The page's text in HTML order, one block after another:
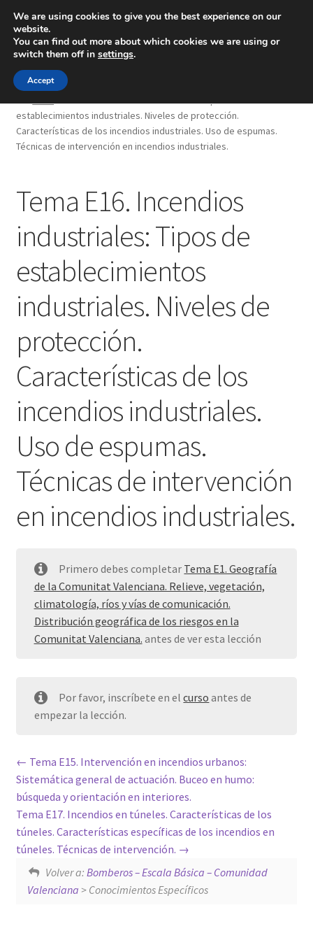
Inicio
Blog
Contacto
establecimientos industriales. Niveles de protección.
Características de los incendios industriales. Uso de espumas.
Técnicas de intervención en incendios industriales.
Tema E16. Incendios
industriales: Tipos de
establecimientos
industriales. Niveles de
protección.
Características de los
incendios industriales.
Uso de espumas.
Técnicas de intervención
en incendios industriales.
Primero debes completar Tema E1. Geografía
de la Comunitat Valenciana. Relieve, vegetación,
climatología, ríos y vías de comunicación.
Distribución geográfica de los riesgos en la
Comunitat Valenciana. antes de ver esta lección
Por favor, inscríbete en elcurso antes de
empezar la lección.
Tema E15. Intervención en incendios urbanos:
Sistemática general de actuación. Buceo en humo:
búsqueda y orientación en interiores.
Tema E17. Incendios en túneles. Características de los
túneles. Características específicas de los incendios en
túneles. Técnicas de intervención.
Volver a: Bomberos – Escala Básica – Comunidad
Valenciana > Conocimientos Específicos
We are using cookies to give you the best experience on our
website.
You can find out more about which cookies we are using or
switch them off in settings.
Accept